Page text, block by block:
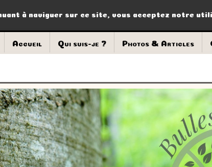
à naviguer sur ce site, vous acceptez notre
Accueil Qui suis-je ? Photos & Articles